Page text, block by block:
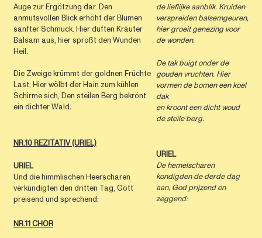
Auge zur Ergötzung dar. Den
anmutsvollen Blick erhöht der Blumen
sanfter Schmuck. Hier duften Kräuter
Balsam aus, hier sproßt den Wunden
Heil.
Die Zweige krümmt der goldnen Früchte
Last; Hier wölbt der Hain zum kühlen
Schirme sich, Den steilen Berg bekrönt
ein dichter Wald.
de lieflijke aanblik. Kruiden
verspreiden balsemgeuren,
hier groeit genezing voor
de wonden.
De tak buigt onder de
gouden vruchten. Hier
vormen de bomen een koel
dak
en kroont een dicht woud
de steile berg.
NR.10 REZITATIV (URIEL)
URIEL
Und die himmlischen Heerscharen
verkündigten den dritten Tag, Gott
preisend und sprechend:
URIEL
De hemelscharen
kondigden de derde dag
aan, God prijzend en
zeggend:
NR.11 CHOR